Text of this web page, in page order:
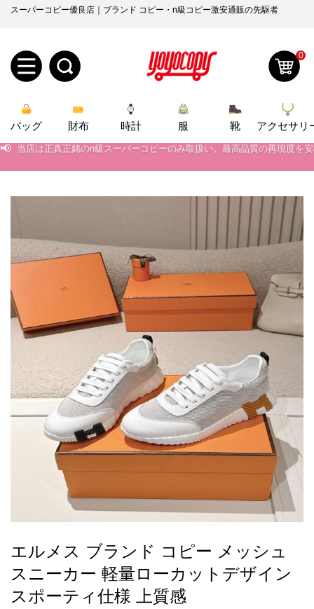
スーパーコピー優良店｜ブランド コピー・n級コピー激安通販の先駆者
規
ー
登
録
ロ
ー
ダ
理
お
知
yoyocopys@gmail.com
2026人気特集
衣装セット
住まい用品
アクセサリー
ース
す
す
め
0
バッグ 財布 時計 服 靴 アクセサリ
📢 当店は正真正銘のn級スーパーコピーのみ取扱い。最高品質の再現度を
📢 2026春の新作続々更新中！期間中のご注文でお得な割引をご利用いただ
当店は正真正銘のn級スーパーコピーのみ取扱い。最高品質の再現度を
📢 2026春の新作続々更新中！期間中のご注文でお得な割引をご利用いただ
📢 新作入荷！ルイ・ヴィトンスーパーコピー バッグ最新モデルが登場。
エルメス ブランド コピー メッシュ
スニーカー 軽量ローカットデザイン
スポーティ仕様 上質感